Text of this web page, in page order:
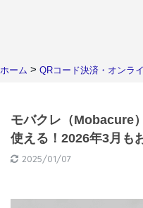
ホーム > QRコード決済・オンラ
モバクレ（Mobacure
使える！2026年3月も
2025/01/07